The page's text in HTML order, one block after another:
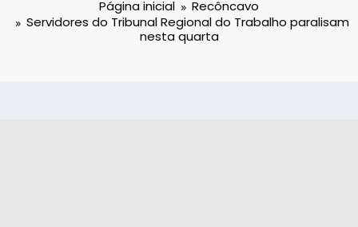
Página inicial
Recôncavo
Servidores do Tribunal Regional do Trabalho paralisam
nesta quarta